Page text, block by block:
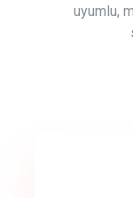
uyumlu,